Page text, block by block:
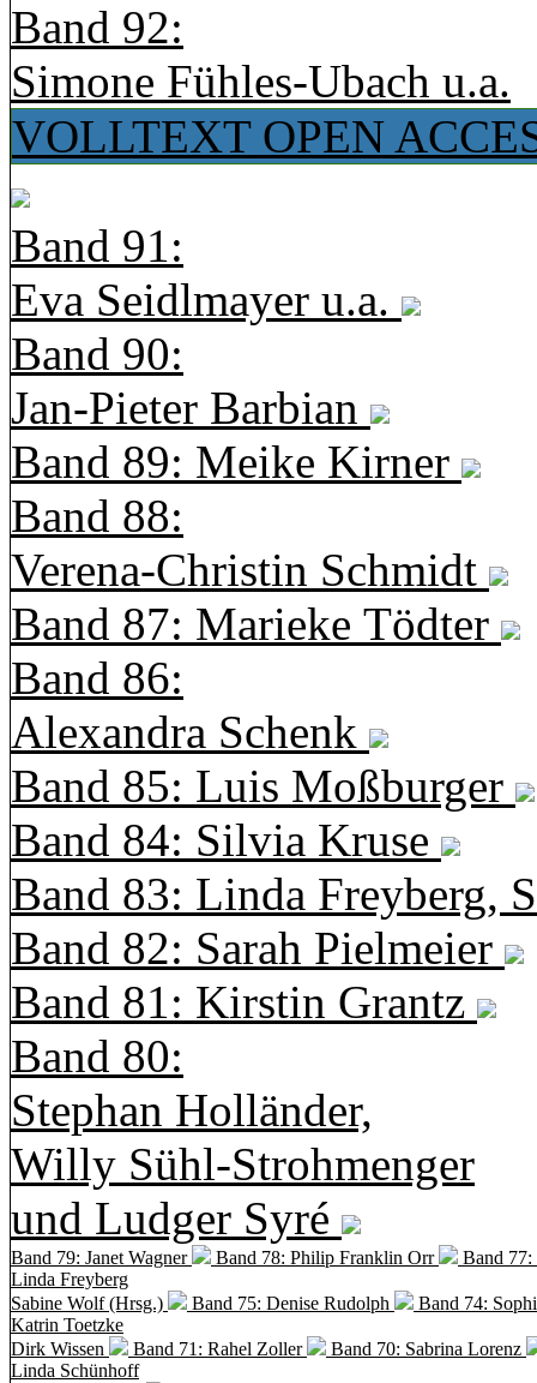
Band 92:
Simone Fühles-Ubach u.a.
VOLLTEXT OPEN
Band 91:
Eva Seidlmayer u.a.
Band 90:
Jan-Pieter Barbian
Band 89: Meike Kirner
Band 88:
Verena-Christin Schmidt
Band 87: Marieke Tödter
Band 86:
Alexandra Schenk
Band 85: Luis Moßburger
Band 84: Silvia Kruse
Band 83: Linda Freyberg,
Band 82: Sarah Pielmeier
Band 81: Kirstin Grantz
Band 80:
Stephan Holländer,
Willy Sühl-Strohmenger
und Ludger Syré
Band 79: Janet Wagner Band 78: Philip Franklin Orr
Band
Linda Freyberg
Sabine Wolf (Hrsg.)
Band 75: Denise Rudolph
Band 74:
Katrin Toetzke
Dirk Wissen
Band 71: Rahel Zoller
Band 70: Sabrina Lorenz
Linda Schünhoff